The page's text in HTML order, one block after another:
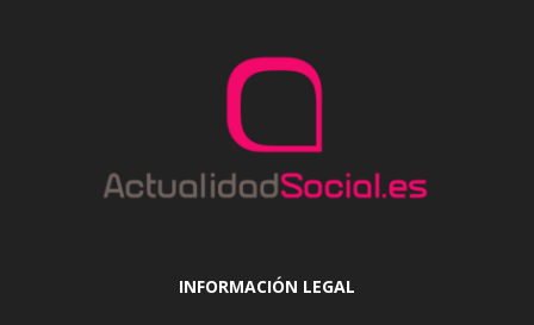
INFORMACIÓN LEGAL